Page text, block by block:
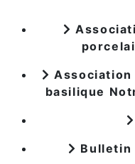
basilique
Bulletin